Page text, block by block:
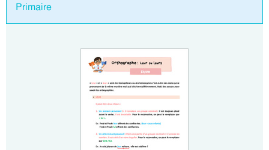
Primaire